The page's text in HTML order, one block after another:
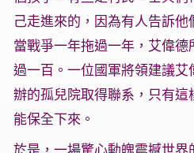
己走進來的，因為有人告訴他
當戰爭一年拖過一年，艾偉
過一百。一位國軍將領建議艾
辦的孤兒院取得聯系，只有
能保全下來。